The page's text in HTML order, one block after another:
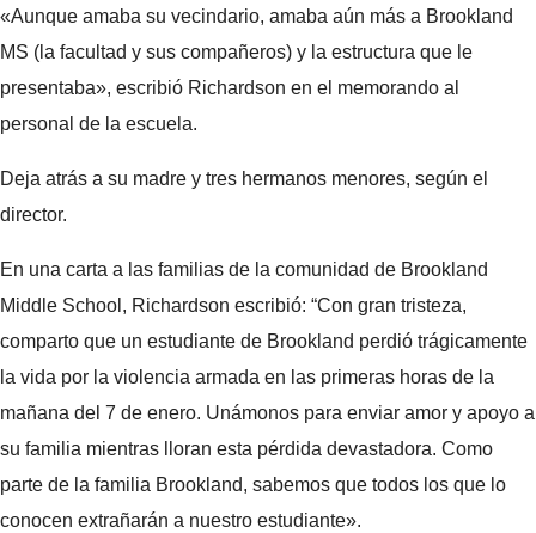
«Aunque amaba su vecindario, amaba aún más a Brookland
MS (la facultad y sus compañeros) y la estructura que le
presentaba», escribió Richardson en el memorando al
personal de la escuela.
Deja atrás a su madre y tres hermanos menores, según el
director.
En una carta a las familias de la comunidad de Brookland
Middle School, Richardson escribió: “Con gran tristeza,
comparto que un estudiante de Brookland perdió trágicamente
la vida por la violencia armada en las primeras horas de la
mañana del 7 de enero. Unámonos para enviar amor y apoyo a
su familia mientras lloran esta pérdida devastadora. Como
parte de la familia Brookland, sabemos que todos los que lo
conocen extrañarán a nuestro estudiante».